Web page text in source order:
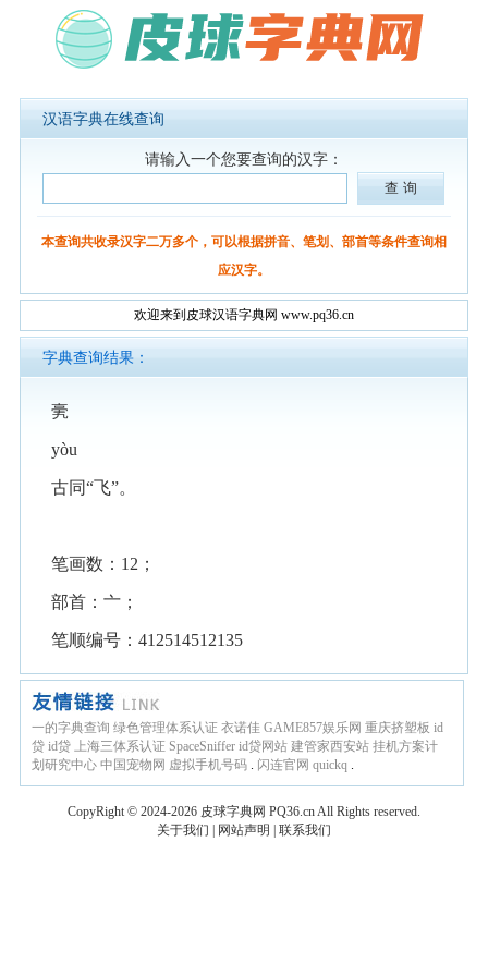
汉语字典在线查询
请输入一个您要查询的汉字：
本查询共收录汉字二万多个，可以根据拼音、笔划、部首等条件查询相
应汉字。
欢迎来到皮球汉语字典网 www.pq36.cn
字典查询结果：
亴
yòu
古同“飞”。
笔画数：12；
部首：亠；
笔顺编号：412514512135
一的字典查询 绿色管理体系认证 衣诺佳 GAME857娱乐网 重庆挤塑板 id
贷 id贷 上海三体系认证 SpaceSniffer id贷网站 建管家西安站 挂机方案计
划研究中心 中国宠物网 虚拟手机号码 . 闪连官网 quickq .
CopyRight © 2024-2026 皮球字典网 PQ36.cnAll Rights reserved.
关于我们
网站声明 联系我们